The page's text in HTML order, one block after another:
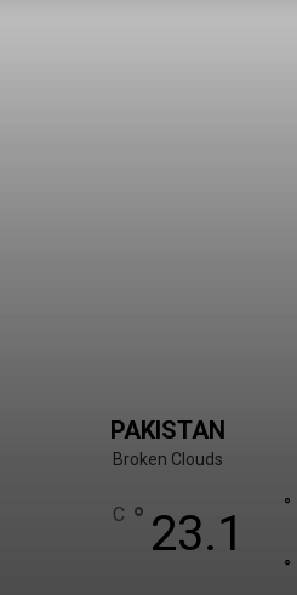
PAKISTAN
Broken Clouds
23.1
°
C °
°